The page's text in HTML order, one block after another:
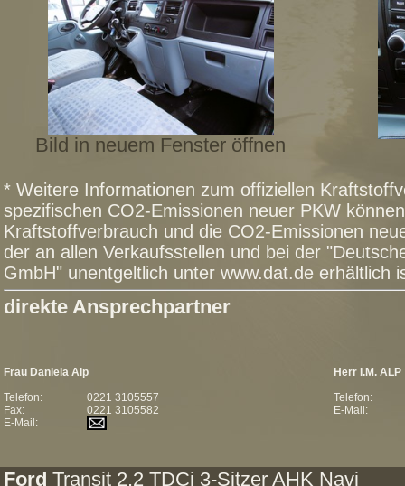
Bild in neuem Fenster öffnen
* Weitere Informationen zum offiziellen
spezifischen CO2-Emissionen neuer PKW
Kraftstoffverbrauch und die CO2-Emissionen
der an allen Verkaufsstellen und bei der
GmbH" unentgeltlich unter www.dat.de erhältlich
direkte Ansprechpartner
Frau Daniela Alp
Herr I.M. ALP
Telefon:
Fax:
E-Mail:
0221 3105557
0221 3105582
Telefon:
E-Mail:
Ford Transit 2.2 TDCi 3-Sitzer AHK Navi